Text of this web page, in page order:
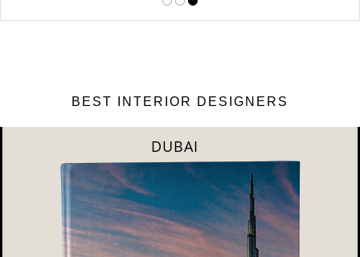
BEST INTERIOR DESIGNERS
DUBAI